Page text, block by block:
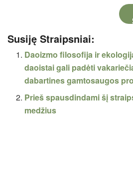
Susiję Straipsniai:
Daoizmo filosofija ir
daoistai gali padėti
dabartines gamtosaugos
Prieš spausdindami šį
medžius